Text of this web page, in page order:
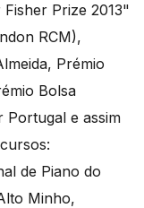
Prize 2013"
RCM),
Prémio
Bolsa
Portugal e assim
de Piano do
Minho,